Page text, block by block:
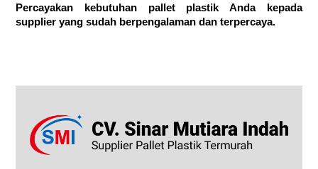
Percayakan kebutuhan pallet plastik Anda kepada
supplier yang sudah berpengalaman dan terpercaya.